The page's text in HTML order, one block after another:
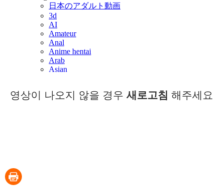
영상이 나오지 않을 경우 새로고침 해주세요